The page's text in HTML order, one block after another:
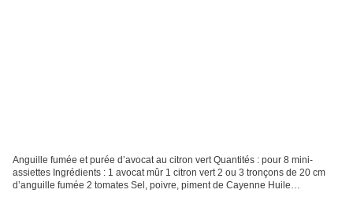
Anguille fumée et purée d’avocat au citron vert Quantités : pour 8 mini-
assiettes Ingrédients : 1 avocat mûr 1 citron vert 2 ou 3 tronçons de 20 cm
d’anguille fumée 2 tomates Sel, poivre, piment de Cayenne Huile